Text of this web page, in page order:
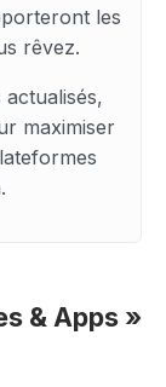
les
rêvez.
maximiser
& Apps »